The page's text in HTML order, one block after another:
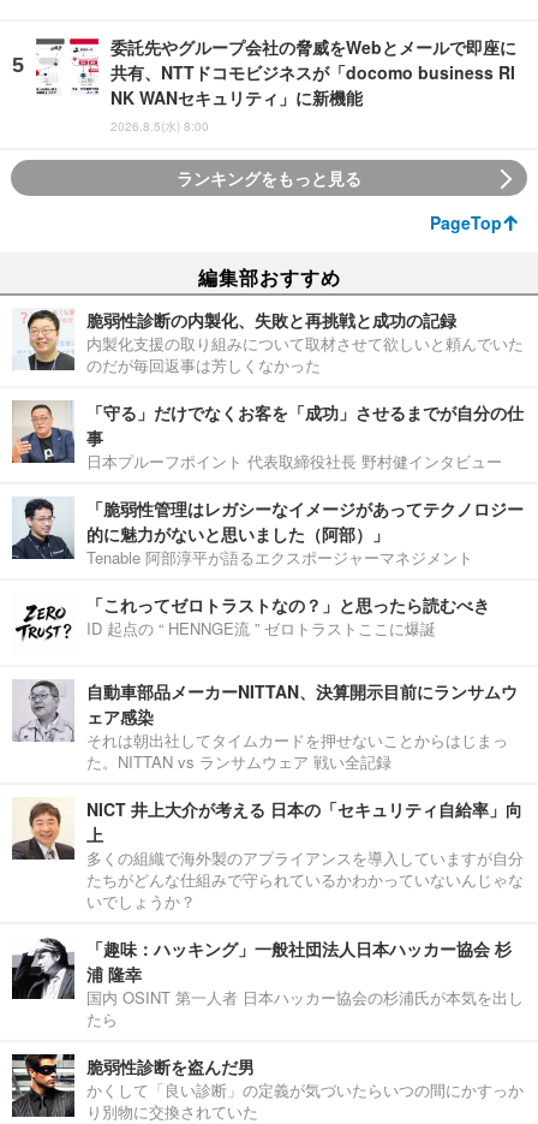
委託先やグループ会社の脅威をWebとメールで即座に
共有、NTTドコモビジネスが「docomo business RI
NK WANセキュリティ」に新機能
2026.8.5(水) 8:00
ランキングをもっと見る
PageTop
編集部おすすめ
脆弱性診断の内製化、失敗と再挑戦と成功の記録
内製化支援の取り組みについて取材させて欲しいと頼んでいた
のだが毎回返事は芳しくなかった
「守る」だけでなくお客を「成功」させるまでが自分の仕
事
日本プルーフポイント 代表取締役社長 野村健インタビュー
「脆弱性管理はレガシーなイメージがあってテクノロジー
的に魅力がないと思いました（阿部）」
Tenable 阿部淳平が語るエクスポージャーマネジメント
「これってゼロトラストなの？」と思ったら読むべき
ID 起点の “ HENNGE流 ” ゼロトラストここに爆誕
自動車部品メーカーNITTAN、決算開示目前にランサムウ
ェア感染
それは朝出社してタイムカードを押せないことからはじまっ
た。NITTAN vs ランサムウェア 戦い全記録
NICT 井上大介が考える 日本の「セキュリティ自給率」向
上
多くの組織で海外製のアプライアンスを導入していますが自分
たちがどんな仕組みで守られているかわかっていないんじゃな
いでしょうか？
「趣味：ハッキング」一般社団法人日本ハッカー協会 杉
浦 隆幸
国内 OSINT 第一人者 日本ハッカー協会の杉浦氏が本気を出し
たら
脆弱性診断を盗んだ男
かくして「良い診断」の定義が気づいたらいつの間にかすっか
り別物に交換されていた